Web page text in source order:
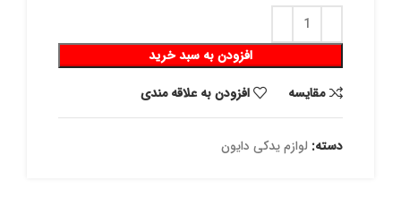
افزودن به سبد خرید
مقايسه
افزودن به علاقه مندی
دسته: لوازم یدکی دایون